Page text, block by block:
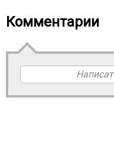
Комментарии